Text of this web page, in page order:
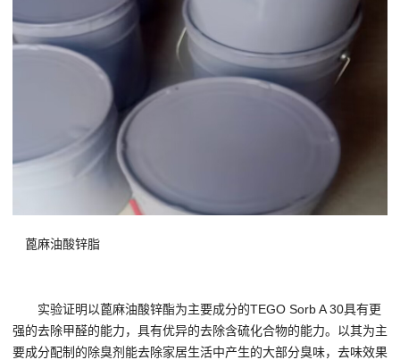
蓖麻油酸锌脂
实验证明以蓖麻油酸锌酯为主要成分的TEGO Sorb A 30具有更
强的去除甲醛的能力，具有优异的去除含硫化合物的能力。以其为主
要成分配制的除臭剂能去除家居生活中产生的大部分臭味，去味效果